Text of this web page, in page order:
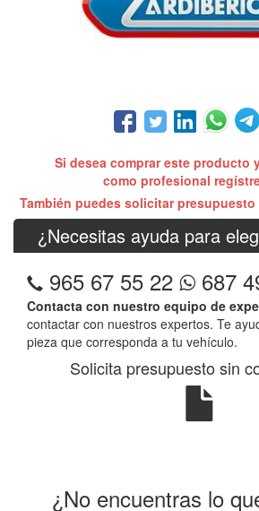
Si desea comprar este producto
como profesional
También puedes solicitar
¿Necesitas ayuda para
965 67 55 22 687
Contacta con nuestro equipo de
contactar con nuestros expertos. Te
pieza que corresponda a tu vehículo.
Solicita presupuesto sin
¿No encuentras lo